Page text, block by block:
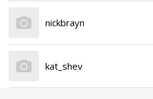
nickbrayn
kat_shev